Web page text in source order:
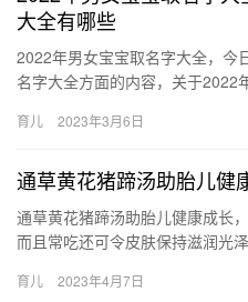
大全有哪些
2022年男女宝宝取名字大全，今
名字大全方面的内容，关于2022
育儿 2023年3月6日
通草黄花猪蹄汤助胎儿健
通草黄花猪蹄汤助胎儿健康成长
而且常吃还可令皮肤保持滋润光
精…
育儿 2023年4月7日